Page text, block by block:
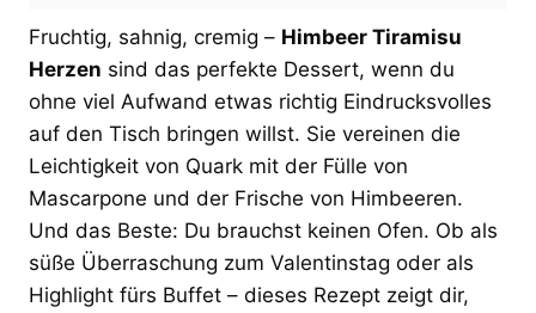
Fruchtig, sahnig, cremig – Himbeer Tiramisu
Herzen sind das perfekte Dessert, wenn du
ohne viel Aufwand etwas richtig Eindrucksvolles
auf den Tisch bringen willst. Sie vereinen die
Leichtigkeit von Quark mit der Fülle von
Mascarpone und der Frische von Himbeeren.
Und das Beste: Du brauchst keinen Ofen. Ob als
süße Überraschung zum Valentinstag oder als
Highlight fürs Buffet – dieses Rezept zeigt dir,